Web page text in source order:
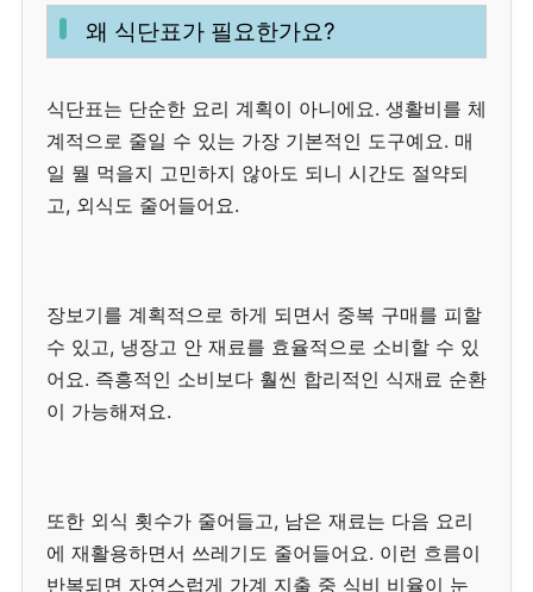
왜 식단표가 필요한가요?
식단표는 단순한 요리 계획이 아니에요. 생활비를 체
계적으로 줄일 수 있는 가장 기본적인 도구예요. 매
일 뭘 먹을지 고민하지 않아도 되니 시간도 절약되
고, 외식도 줄어들어요.
장보기를 계획적으로 하게 되면서 중복 구매를 피할
수 있고, 냉장고 안 재료를 효율적으로 소비할 수 있
어요. 즉흥적인 소비보다 훨씬 합리적인 식재료 순환
이 가능해져요.
또한 외식 횟수가 줄어들고, 남은 재료는 다음 요리
에 재활용하면서 쓰레기도 줄어들어요. 이런 흐름이
반복되면 자연스럽게 가계 지출 중 식비 비율이 눈